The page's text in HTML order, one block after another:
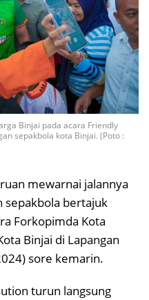
Binjai pada acara Friendly
sepakbola kota Binjai. (Poto :
mewarnai jalannya
sepakbola bertajuk
Forkopimda Kota
Binjai di Lapangan
sore kemarin.
turun langsung